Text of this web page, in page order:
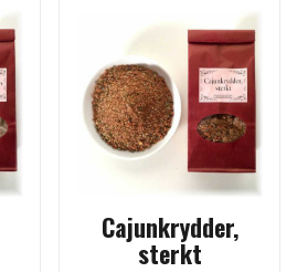
Cajunkrydder,
sterkt